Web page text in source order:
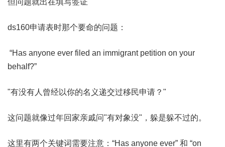
但问题就出在填写签证
ds160申请表时那个要命的问题：
“Has anyone ever filed an immigrant petition on your
behalf?”
"有没有人曾经以你的名义递交过移民申请？"
这问题就像过年回家亲戚问"有对象没"，躲是躲不过的。
这里有两个关键词需要注意：“Has anyone ever” 和 “on